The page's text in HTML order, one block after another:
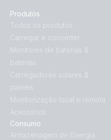
Produtos
Todos os produtos
Carregar e converter
Monitores de baterias &
baterias
Carregadores solares &
painéis
Monitorização local e remota
Acessórios
Consumo
Armazenagem de Energia